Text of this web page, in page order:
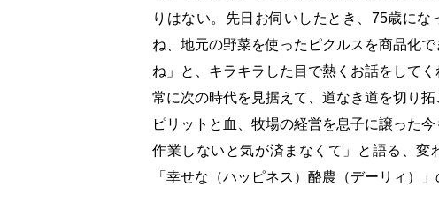
りはない。先日お伺いしたとき、75歳にな
ね、地元の野菜を使ったピクルスを商品化
ね」と、キラキラした目で熱くお話をしてく
常に次の時代を見据えて、道なき道を切り
ピリットと血、牧場の経営を息子に譲った
作業しないと気が済まなくて」と語る、変
「幸せな（ハッピネス）酪農（デーリィ）」